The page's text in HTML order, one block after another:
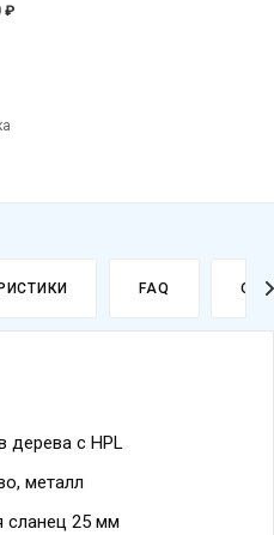
₽
FAQ
дерева с HPL
металл
сланец 25 мм